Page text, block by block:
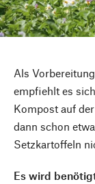
Als
empfiehlt es
Kompost auf
dann schon
Setzkartoffeln
Es wird